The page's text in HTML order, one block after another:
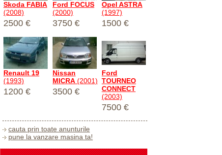
Skoda FABIA
(2008)
2500 €
Ford FOCUS
(2000)
3750 €
Opel ASTRA
(1997)
1500 €
Renault 19
(1993)
1200 €
Nissan
MICRA (2001)
3500 €
Ford
TOURNEO
CONNECT
(2003)
7500 €
cauta prin toate anunturile
pune la vanzare masina ta!